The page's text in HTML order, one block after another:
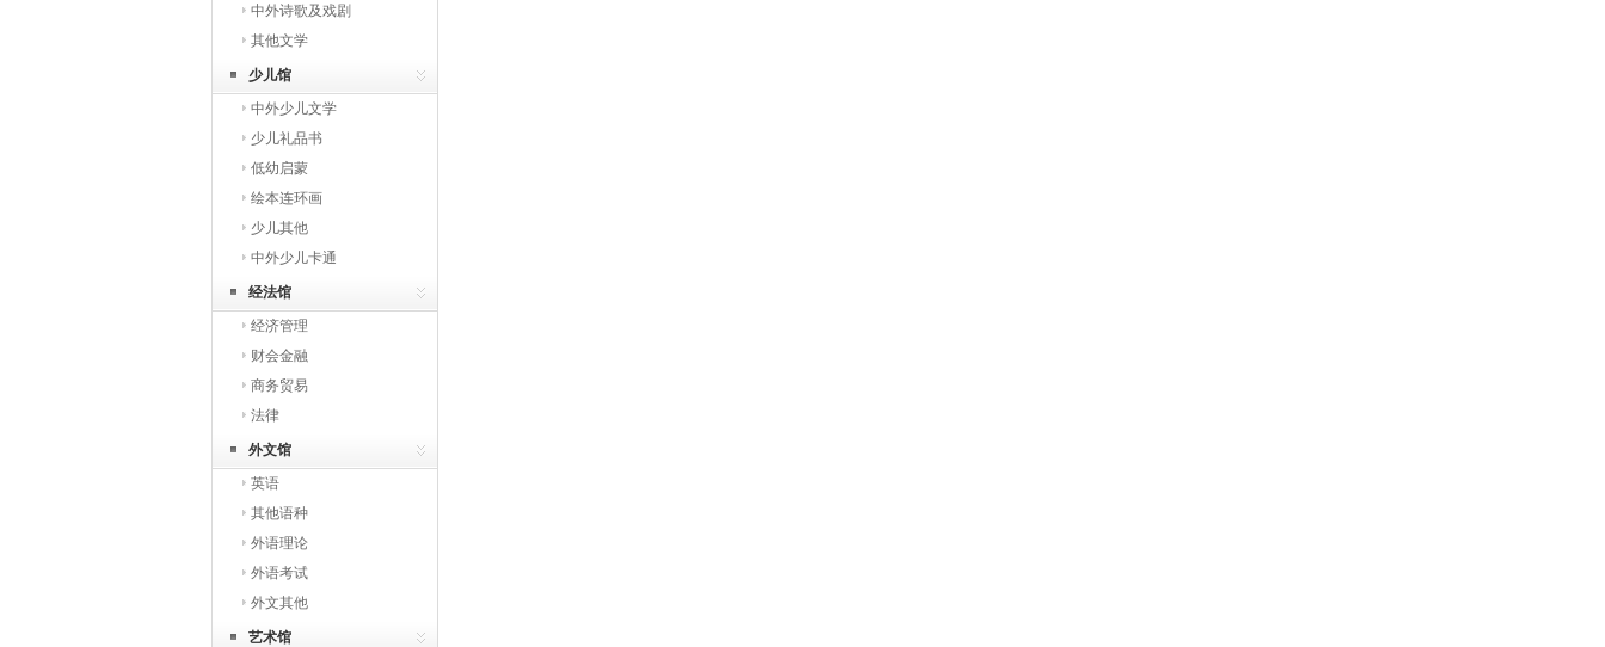
中外诗歌及戏剧
其他文学
少儿馆
中外少儿文学
少儿礼品书
低幼启蒙
绘本连环画
少儿其他
中外少儿卡通
经法馆
经济管理
财会金融
商务贸易
法律
外文馆
英语
其他语种
外语理论
外语考试
外文其他
艺术馆